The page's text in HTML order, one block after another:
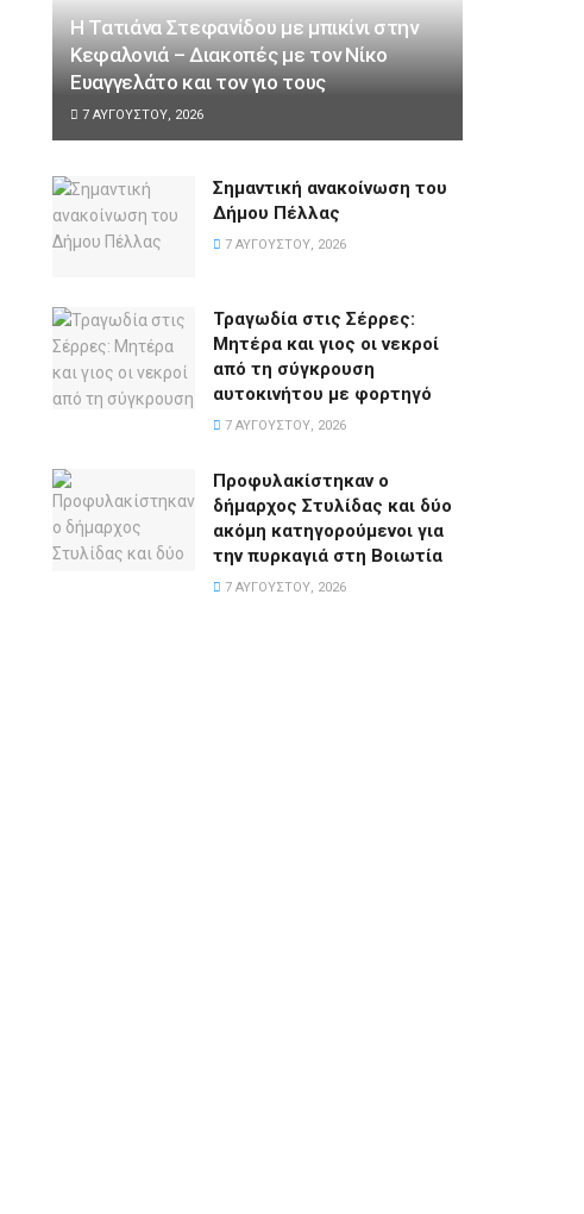
Η Τατιάνα Στεφανίδου με μπικίνι στην
Κεφαλονιά – Διακοπές με τον Νίκο
Ευαγγελάτο και τον γιο τους
7 ΑΥΓΟΎΣΤΟΥ, 2026
Σημαντική ανακοίνωση του
Δήμου Πέλλας
7 ΑΥΓΟΎΣΤΟΥ, 2026
Τραγωδία στις Σέρρες:
Μητέρα και γιος οι νεκροί
από τη σύγκρουση
αυτοκινήτου με φορτηγό
7 ΑΥΓΟΎΣΤΟΥ, 2026
Προφυλακίστηκαν ο
δήμαρχος Στυλίδας και δύο
ακόμη κατηγορούμενοι για
την πυρκαγιά στη Βοιωτία
7 ΑΥΓΟΎΣΤΟΥ, 2026